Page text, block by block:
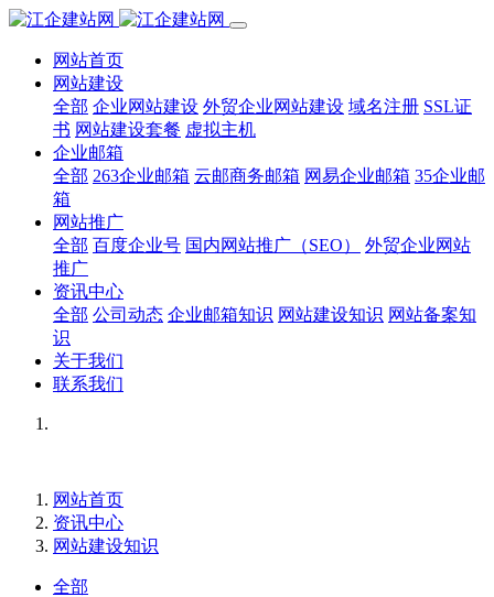
网站首页
网站建设
全部 企业网站建设 外贸企业网站建设 域名注册 SSL证
书 网站建设套餐 虚拟主机
企业邮箱
全部 263企业邮箱 云邮商务邮箱 网易企业邮箱 35企业邮
箱
网站推广
全部 百度企业号 国内网站推广（SEO）
外贸企业网站
推广
资讯中心
全部 公司动态 企业邮箱知识 网站建设知识 网站备案知
识
关于我们
联系我们
网站首页
资讯中心
网站建设知识
全部